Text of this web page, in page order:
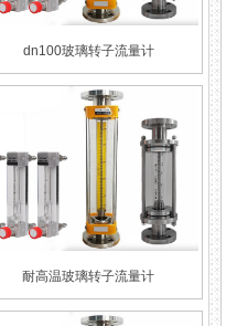
dn100玻璃转子流量计
耐高温玻璃转子流量计